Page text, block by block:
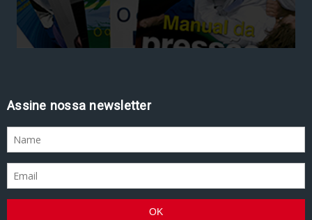
Assine nossa newsletter